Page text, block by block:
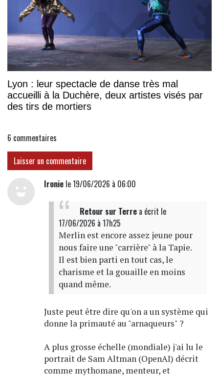
Lyon : leur spectacle de danse très mal
accueilli à la Duchère, deux artistes visés par
des tirs de mortiers
6 commentaires
Laisser un commentaire
Ironiele 19/06/2026 à 06:00
Retour sur Terrea écrit le
17/06/2026 à 17h25
Merlin est encore assez jeune pour
nous faire une "carrière" à la Tapie.
Il est bien parti en tout cas, le
charisme et la gouaille en moins
quand même.
Juste peut être dire qu'on a un système qui
donne la primauté au "arnaqueurs" ?
A plus grosse échelle (mondiale) j'ai lu le
portrait de Sam Altman (OpenAI) décrit
comme mythomane, menteur, et